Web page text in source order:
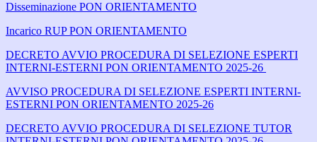
Disseminazione PON ORIENTAMENTO
Incarico RUP PON ORIENTAMENTO
DECRETO AVVIO PROCEDURA DI SELEZIONE ESPERTI
INTERNI-ESTERNI PON ORIENTAMENTO 2025-26
AVVISO PROCEDURA DI SELEZIONE ESPERTI INTERNI-
ESTERNI PON ORIENTAMENTO 2025-26
DECRETO AVVIO PROCEDURA DI SELEZIONE TUTOR